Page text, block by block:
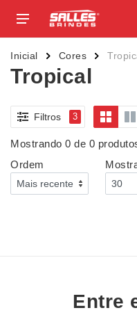
Inicial Cores
Tropical
Filtros 3
Mostrando 0 de 0
Ordem
Entre